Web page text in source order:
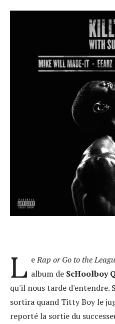
L eRap or Go to the
album deScHoolboy
qu'il nous tarde d'entendre.
sortira quand Titty Boy le
reporté la sortie du